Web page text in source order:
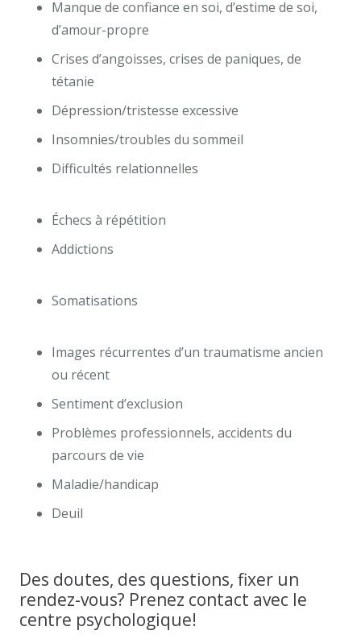
Manque de confiance en soi, d’estime de soi,
d’amour-propre
Crises d’angoisses, crises de paniques, de
tétanie
Dépression/tristesse excessive
Insomnies/troubles du sommeil
Difficultés relationnelles
Échecs à répétition
Addictions
Somatisations
Images récurrentes d’un traumatisme ancien
ou récent
Sentiment d’exclusion
Problèmes professionnels, accidents du
parcours de vie
Maladie/handicap
Deuil
Des doutes, des questions, fixer un
rendez-vous? Prenez contact avec le
centre psychologique!